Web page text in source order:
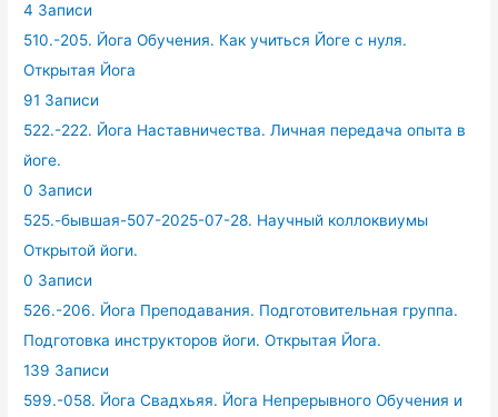
4 Записи
510.-205. Йога Обучения. Как учиться Йоге с нуля.
Открытая Йога
91 Записи
522.-222. Йога Наставничества. Личная передача опыта в
йоге.
0 Записи
525.-бывшая-507-2025-07-28. Научный коллоквиумы
Открытой йоги.
0 Записи
526.-206. Йога Преподавания. Подготовительная группа.
Подготовка инструкторов йоги. Открытая Йога.
139 Записи
599.-058. Йога Свадхьяя. Йога Непрерывного Обучения и